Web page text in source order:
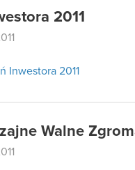
2011
Inwestora 2011
Walne